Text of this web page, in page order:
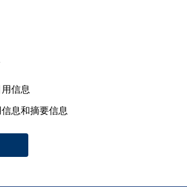
信息
息和摘要信息